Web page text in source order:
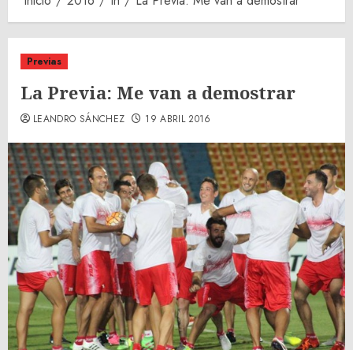
Previas
La Previa: Me van a demostrar
LEANDRO SÁNCHEZ 19 ABRIL 2016